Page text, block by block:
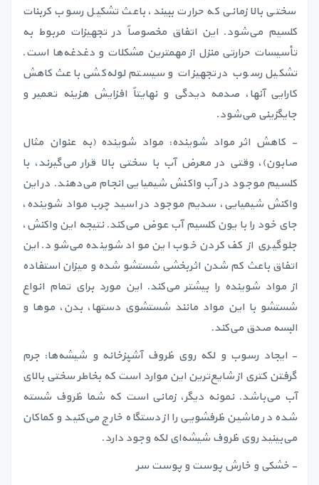
سختی بالا زمانی که حرارت ببیند، باعث تشکیل رسوب کربنات
کلسیم می‌شود. این اتفاق مخصوصاً در تجهیزات مربوط به
تأسیسات حرارتی منزل از مهمترین مشکلات و دغدغه‌ها است.
تشکیل رسوب در تجهیزات و سیستم لوله‌کشی باعث کاهش
کارایی آنها، صدمه دیدگی و نهایتاً افزایش هزینه تعمیر و
جایگزینی می‌شود.
- کاهش اثر مواد شوینده: مواد شوینده (به عنوان مثال
صابون)، وقتی در معرض آب با سختی بالا قرار می‌گیرند، با
کلسیم موجود در آب واکنش شیمیایی انجام می‌دهند. در این
واکنش شیمیایی، سدیم موجود در اسید چرب مواد شوینده،
جای خود را با یون کلسیم آب عوض می‌کند. نتیجه این واکنش،
جلوگیری از کف کردن خوب این مواد شوینده می‌شود. این
اتفاق باعث کم شدن اثربخشی شستشو شده و میزان استفاده
از مواد شوینده را بیشتر می‌کند. این مورد برای تمام انواع
شستشو با این مواد مانند شستشوی دستها، بدن، موها و
البسه صدق می‌کند.
- ایجاد رسوب و لکه روی ظروف آشپزخانه و شیشه‌ها: جرم
گرفتن کتری از شایع‌ترین این موارد است که بخاطر سختی بالای
آب می‌باشد. نمونه دیگر، زمانی است که شما ظروف شسته
شده در ماشین ظرفشویی را از دستگاه خارج می‌کنید و کماکان
می‌بینید روی ظروف شیشه‌ای لکه وجود دارد.
- خشکی و خارش پوست و پوست سر